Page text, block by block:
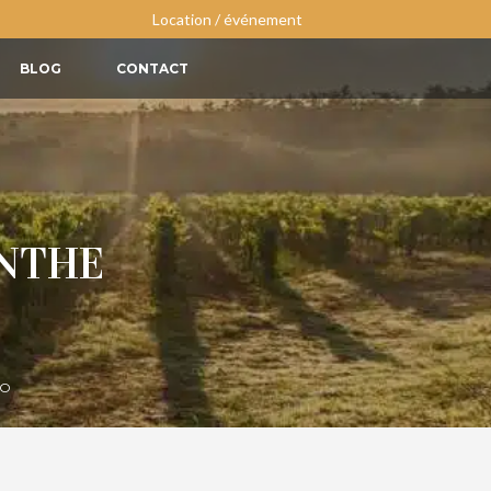
Location / événement
BLOG CONTACT